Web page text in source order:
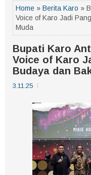
Home » Berita Karo »
Voice of Karo Jadi
Muda
Bupati Karo
Voice of Karo
Budaya dan
3.11.25